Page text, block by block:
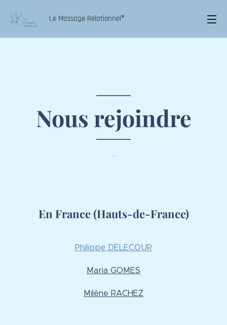
Le Massage Relationnel®
Nous rejoindre
.
En France (Hauts-de-France)
Philippe DELECOUR
Maria GOMES
Milène RACHEZ